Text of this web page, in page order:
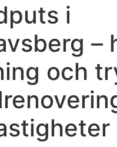
i
–
och